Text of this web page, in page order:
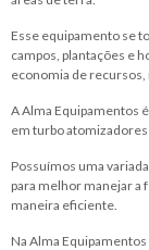
Esse equipamento se
campos, plantações e
economia de recursos,
A Alma Equipamentos
em turbo atomizadores
Possuímos uma
para melhor manejar a
maneira eficiente.
Na Alma